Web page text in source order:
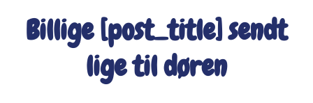
Billige [post_title] sendt
lige til døren